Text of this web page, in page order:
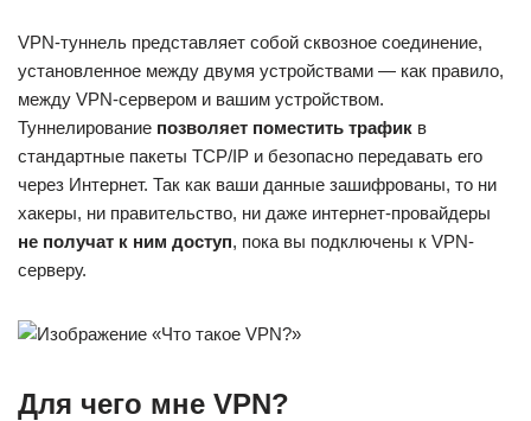
VPN-туннель представляет собой сквозное соединение,
установленное между двумя устройствами — как правило,
между VPN-сервером и вашим устройством.
Туннелирование позволяет поместить трафик в
стандартные пакеты TCP/IP и безопасно передавать его
через Интернет. Так как ваши данные зашифрованы, то ни
хакеры, ни правительство, ни даже интернет-провайдеры
не получат к ним доступ, пока вы подключены к VPN-
серверу.
Для чего мне VPN?